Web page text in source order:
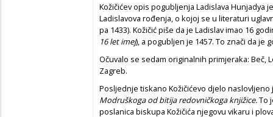
Kožičićev opis pogubljenja Ladislava
Ladislavova rođenja, o kojoj se u literaturi
pa 1433). Kožičić piše da je Ladislav imao 16
16 let imej), a pogubljen je 1457. To znači da je
Očuvalo se sedam originalnih primjeraka: Beč,
Zagreb.
Posljednje tiskano Kožičićevo djelo
Modruškoga od bitija redovničkoga knjižice.To
poslanica biskupa Kožičića njegovu vikaru i